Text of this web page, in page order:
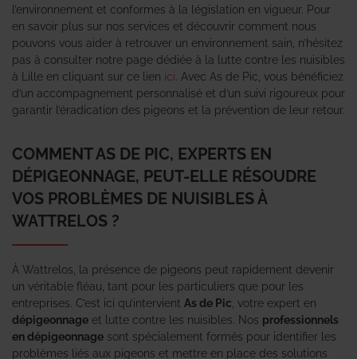
l’environnement et conformes à la législation en vigueur. Pour
en savoir plus sur nos services et découvrir comment nous
pouvons vous aider à retrouver un environnement sain, n’hésitez
pas à consulter notre page dédiée à la lutte contre les nuisibles
à Lille en cliquant sur ce lien ici . Avec As de Pic, vous bénéficiez
d’un accompagnement personnalisé et d’un suivi rigoureux pour
garantir l’éradication des pigeons et la prévention de leur retour.
COMMENT AS DE PIC, EXPERTS EN
DÉPIGEONNAGE, PEUT-ELLE RÉSOUDRE
VOS PROBLÈMES DE NUISIBLES À
WATTRELOS ?
À Wattrelos, la présence de pigeons peut rapidement devenir
un véritable fléau, tant pour les particuliers que pour les
entreprises. C’est ici qu’intervient As de Pic , votre expert en
dépigeonnage et lutte contre les nuisibles. Nos professionnels
en dépigeonnage sont spécialement formés pour identifier les
problèmes liés aux pigeons et mettre en place des solutions